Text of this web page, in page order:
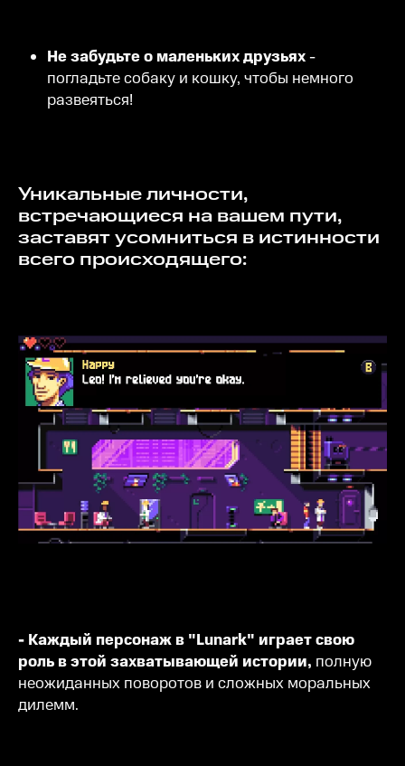
Не забудьте о маленьких друзьях-
погладьте собаку и кошку, чтобы немного
развеяться!
Уникальные личности,
встречающиеся на вашем пути,
заставят усомниться в истинности
всего происходящего:
- Каждый персонаж в "Lunark" играет свою
роль в этой захватывающей истории, полную
неожиданных поворотов и сложных моральных
дилемм.